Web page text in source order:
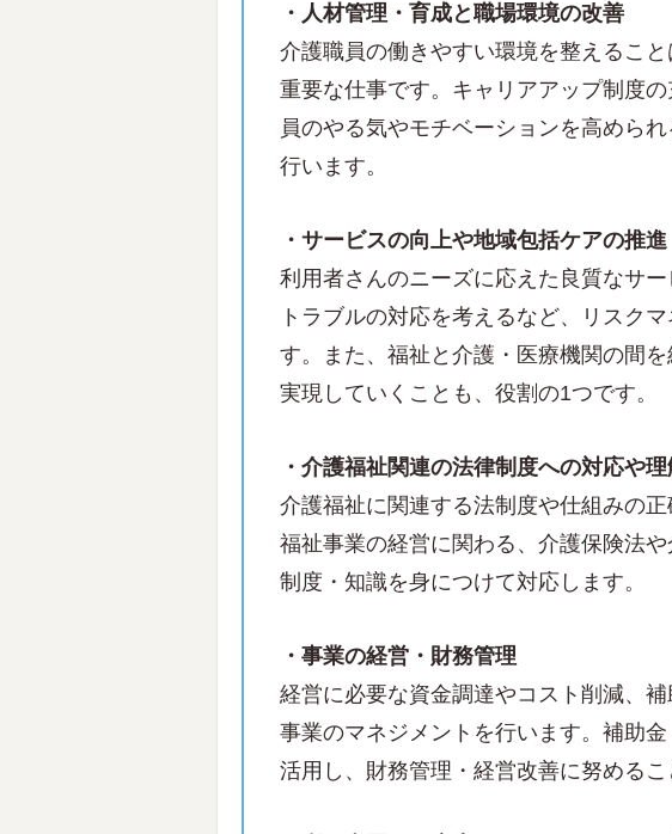
・人材管理・育成と職場環境の改善
介護職員の働きやすい環境を整えるこ
重要な仕事です。キャリアアップ制度
員のやる気やモチベーションを高めら
行います。
・サービスの向上や地域包括ケアの推進
利用者さんのニーズに応えた良質なサ
トラブルの対応を考えるなど、リスク
す。また、福祉と介護・医療機関の間
実現していくことも、役割の1つです。
・介護福祉関連の法律制度への対応や理
介護福祉に関連する法制度や仕組みの
福祉事業の経営に関わる、介護保険法
制度・知識を身につけて対応します。
・事業の経営・財務管理
経営に必要な資金調達やコスト削減、
事業のマネジメントを行います。補助
活用し、財務管理・経営改善に努めるこ